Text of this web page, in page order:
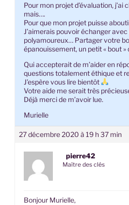
Pour mon projet d’évaluation, j’ai
mais….
Pour que mon projet puisse
J’aimerais pouvoir échanger
polyamoureux… Partager votre
épanouissement, un petit « bout »
Qui accepterait de m’aider en
questions totalement éthique et
J’espère vous lire bientôt
Votre aide me serait très
Déjà merci de m’avoir lue.
Murielle
27 décembre 2020 à 19 h 37 min
pierre42
Maître des clés
Bonjour Murielle,